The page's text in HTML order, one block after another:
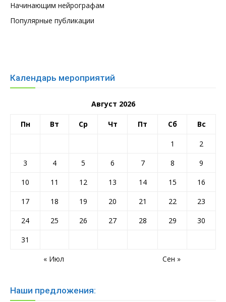
Начинающим нейрографам
Популярные публикации
Календарь мероприятий
Август 2026
Пн Вт Ср Чт Пт Сб Вс
1
2
3
4 5 6 7 8
9
10
11 12 13 14 15
16
17
18 19 20 21 22
23
24
25 26 27 28 29
30
31
« Июл
Сен »
Наши предложения: